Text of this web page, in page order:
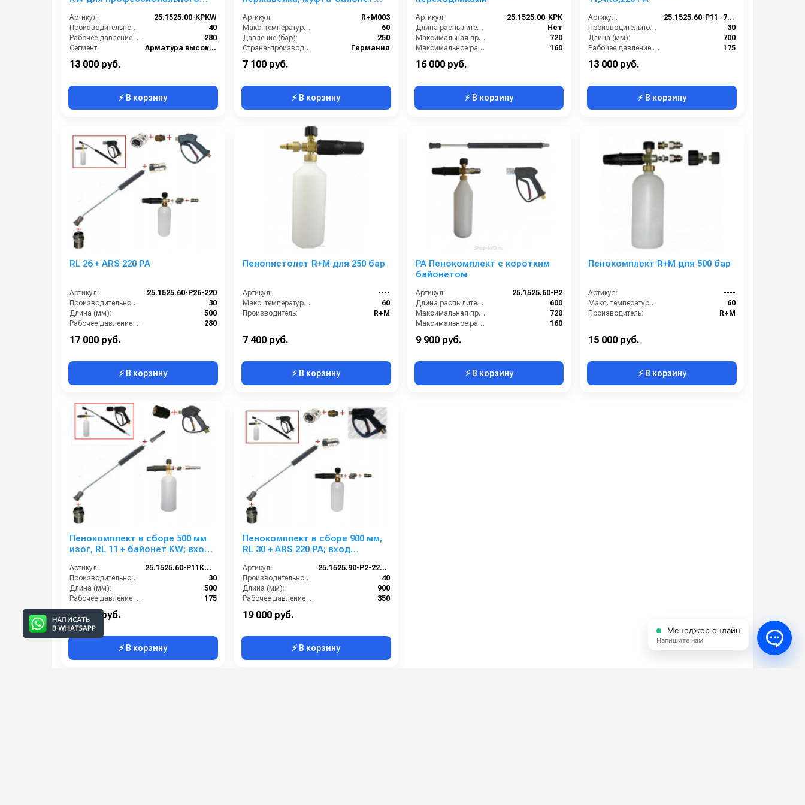
Артикул:
25.1525.00-KPKW
Производительность (л/мин):
40
Рабочее давление (бар):
280
Сегмент:
Арматура высокого давления
Температура, C:
13 000 руб.
⚡ В корзину
Артикул:
R+M003
Макс. температура горячей воды (°C):
60
Давление (бар):
250
Страна-производитель:
Германия
7 100 руб.
⚡ В корзину
Артикул:
25.1525.00-KPK
Длина распылительного копья (мм):
Нет
Максимальная производительность по воде (л/ч):
720
Максимальное рабочее давление (бар):
160
16 000 руб.
⚡ В корзину
Артикул:
25.1525.60-P11 -7-220
Производительность (л/мин):
30
Длина (мм):
700
Рабочее давление (бар):
175
13 000 руб.
⚡ В корзину
RL 26 + ARS 220 РА
Артикул:
25.1525.60-P26-220
Производительность (л/мин):
30
Длина (мм):
500
Рабочее давление (бар):
280
17 000 руб.
⚡ В корзину
Пенопистолет R+M для 250 бар
Артикул:
----
Макс. температура горячей воды (°C):
60
Производитель:
R+M
7 400 руб.
⚡ В корзину
PA Пенокомплект с коротким
байонетом
Артикул:
25.1525.60-Р2
Длина распылительного копья (мм):
600
Максимальная производительность по воде (л/ч):
720
Максимальное рабочее давление (бар):
160
9 900 руб.
⚡ В корзину
Пенокомплект R+M для 500 бар
Артикул:
----
Макс. температура горячей воды (°C):
60
Производитель:
R+M
15 000 руб.
⚡ В корзину
Пенокомплект в сборе 500 мм
изог, RL 11 + байонет KW; вход
Артикул:
25.1525.60-P11KWизог.
Производительность (л/мин):
30
Длина (мм):
500
Рабочее давление (бар):
175
Вход:
12 000 руб.
⚡ В корзину
Пенокомплект в сборе 900 мм,
RL 30 + ARS 220 РА; вход
Артикул:
25.1525.90-P2-220 изог.
Производительность (л/мин):
40
Длина (мм):
900
Рабочее давление (бар):
350
19 000 руб.
⚡ В корзину
Менеджер онлайн
Напишите нам